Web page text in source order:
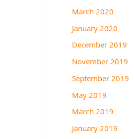
March 2020
January 2020
December 2019
November 2019
September 2019
May 2019
March 2019
January 2019